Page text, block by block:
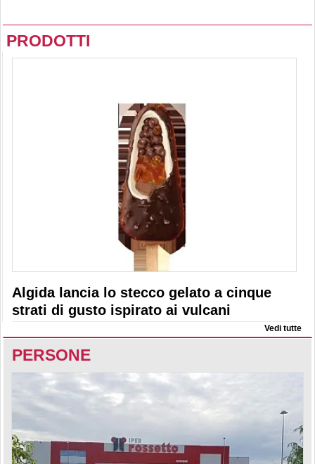
PRODOTTI
Algida lancia lo stecco gelato a cinque
strati di gusto ispirato ai vulcani
Vedi tutte
PERSONE